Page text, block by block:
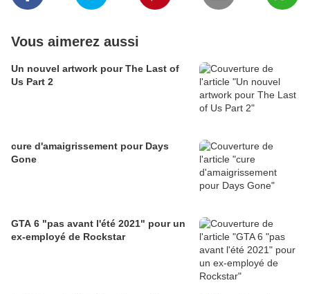
Vous aimerez aussi
Un nouvel artwork pour The Last of
Us Part 2
cure d'amaigrissement pour Days
Gone
GTA 6 "pas avant l'été 2021" pour un
ex-employé de Rockstar